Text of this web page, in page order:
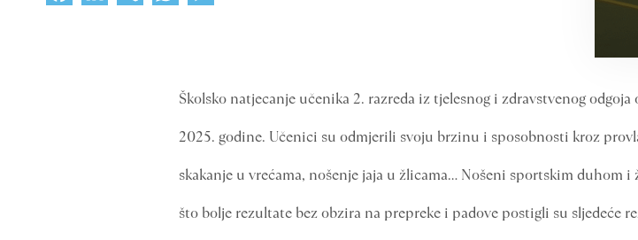
Školsko natjecanje učenika 2. razreda iz tjelesnog i zdravstvenog odgoja
2025. godine. Učenici su odmjerili svoju brzinu i sposobnosti kroz
skakanje u vrećama, nošenje jaja u žlicama… Nošeni sportskim duhom i
što bolje rezultate bez obzira na prepreke i padove postigli su sljedeće